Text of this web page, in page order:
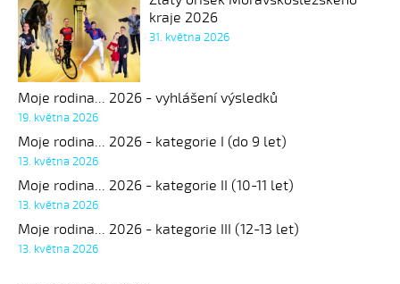
kraje 2026
31. května 2026
Moje rodina... 2026 - vyhlášení výsledků
19. května 2026
Moje rodina... 2026 - kategorie I (do 9 let)
13. května 2026
Moje rodina... 2026 - kategorie II (10-11 let)
13. května 2026
Moje rodina... 2026 - kategorie III (12-13 let)
13. května 2026